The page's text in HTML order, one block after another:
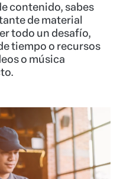
contenido, sabes
de material
todo un desafío,
tiempo o recursos
o música